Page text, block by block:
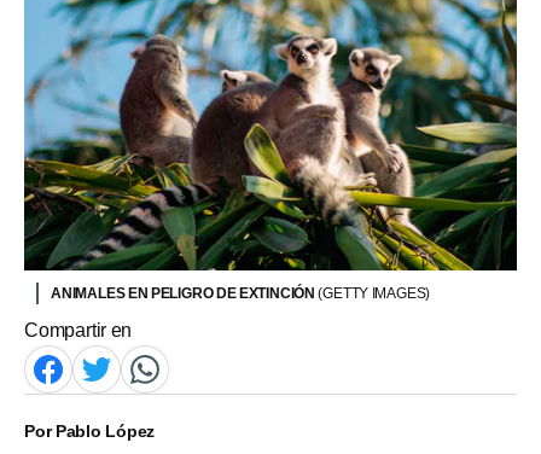
ANIMALES EN PELIGRO DE EXTINCIÓN(GETTY IMAGES)
Compartir en
PorPablo López